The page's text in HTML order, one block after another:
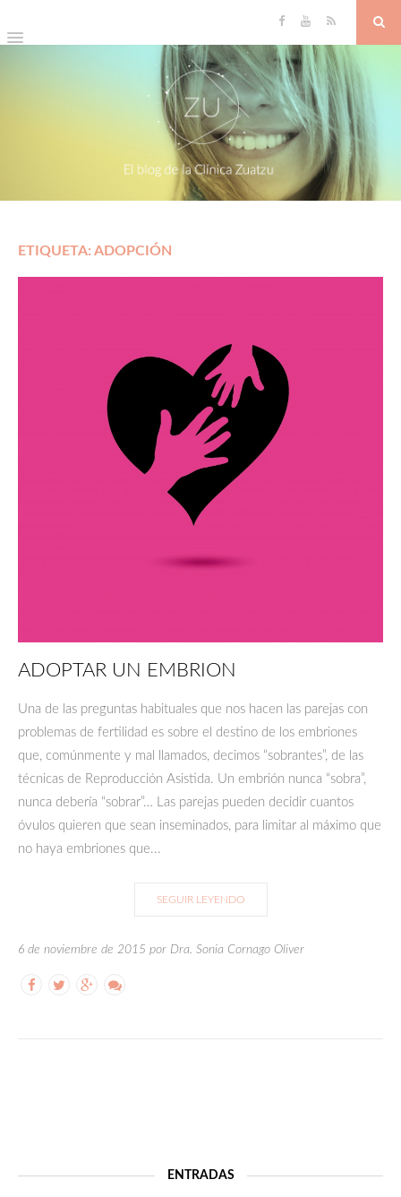
ETIQUETA: ADOPCIÓN
ADOPTAR UN EMBRION
Una de las preguntas habituales que nos hacen las parejas con
problemas de fertilidad es sobre el destino de los embriones
que, comúnmente y mal llamados, decimos “sobrantes”, de las
técnicas de Reproducción Asistida. Un embrión nunca “sobra”,
nunca debería “sobrar”… Las parejas pueden decidir cuantos
óvulos quieren que sean inseminados, para limitar al máximo que
no haya embriones que...
SEGUIR LEYENDO
6 de noviembre de 2015 por Dra. Sonia Cornago Oliver
ENTRADAS